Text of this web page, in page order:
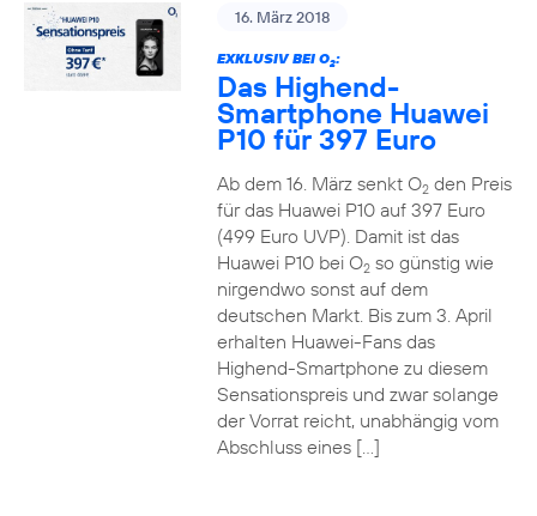
16. März 2018
EXKLUSIV BEI O2:
Das Highend-
Smartphone Huawei
P10 für 397 Euro
Ab dem 16. März senkt O2den Preis
für das Huawei P10 auf 397 Euro
(499 Euro UVP). Damit ist das
Huawei P10 bei O2so günstig wie
nirgendwo sonst auf dem
deutschen Markt. Bis zum 3. April
erhalten Huawei-Fans das
Highend-Smartphone zu diesem
Sensationspreis und zwar solange
der Vorrat reicht, unabhängig vom
Abschluss eines […]